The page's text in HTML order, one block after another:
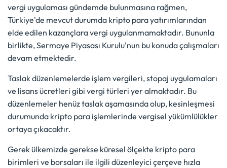
vergi uygulaması gündemde bulunmasına rağmen,
Türkiye'de mevcut durumda kripto para yatırımlarından
elde edilen kazançlara vergi uygulanmamaktadır. Bununla
birlikte, Sermaye Piyasası Kurulu'nun bu konuda çalışmaları
devam etmektedir.
Taslak düzenlemelerde işlem vergileri, stopaj uygulamaları
ve lisans ücretleri gibi vergi türleri yer almaktadır. Bu
düzenlemeler henüz taslak aşamasında olup, kesinleşmesi
durumunda kripto para işlemlerinde vergisel yükümlülükler
ortaya çıkacaktır.
Gerek ülkemizde gerekse küresel ölçekte kripto para
birimleri ve borsaları ile ilgili düzenleyici çerçeve hızla